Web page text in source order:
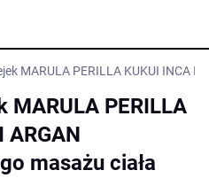
MARULA PERILLA KUKUI INCA
PERILLA
ARGAN
masażu ciała